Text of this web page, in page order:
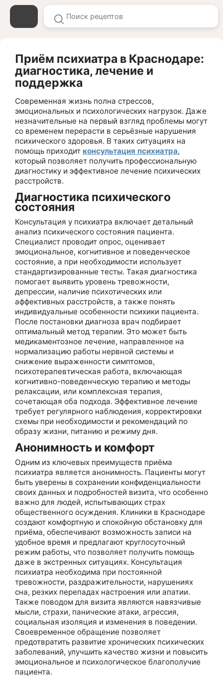
Приём психиатра в Краснодаре:
диагностика, лечение и
поддержка
Современная жизнь полна стрессов,
эмоциональных и психологических нагрузок. Даже
незначительные на первый взгляд проблемы могут
со временем перерасти в серьёзные нарушения
психического здоровья. В таких ситуациях на
помощь приходит консультация психиатра,
который позволяет получить профессиональную
диагностику и эффективное лечение психических
расстройств.
Диагностика психического
состояния
Консультация у психиатра включает детальный
анализ психического состояния пациента.
Специалист проводит опрос, оценивает
эмоциональное, когнитивное и поведенческое
состояние, а при необходимости использует
стандартизированные тесты. Такая диагностика
помогает выявить уровень тревожности,
депрессии, наличие психотических или
аффективных расстройств, а также понять
индивидуальные особенности психики пациента.
После постановки диагноза врач подбирает
оптимальный метод терапии. Это может быть
медикаментозное лечение, направленное на
нормализацию работы нервной системы и
снижение выраженности симптомов,
психотерапевтическая работа, включающая
когнитивно-поведенческую терапию и методы
релаксации, или комплексная терапия,
сочетающая оба подхода. Эффективное лечение
требует регулярного наблюдения, корректировки
схемы при необходимости и рекомендаций по
образу жизни, питанию и режиму дня.
Анонимность и комфорт
Одним из ключевых преимуществ приёма
психиатра является анонимность. Пациенты могут
быть уверены в сохранении конфиденциальности
своих данных и подробностей визита, что особенно
важно для людей, испытывающих страх
общественного осуждения. Клиники в Краснодаре
создают комфортную и спокойную обстановку для
приёма, обеспечивают возможность записи на
удобное время и предлагают круглосуточный
режим работы, что позволяет получить помощь
даже в экстренных ситуациях. Консультация
психиатра необходима при постоянной
тревожности, раздражительности, нарушениях
сна, резких перепадах настроения или апатии.
Также поводом для визита являются навязчивые
мысли, страхи, панические атаки, агрессия,
социальная изоляция и изменения в поведении.
Своевременное обращение позволяет
предотвратить развитие хронических психических
заболеваний, улучшить качество жизни и повысить
эмоциональное и психологическое благополучие
пациента.